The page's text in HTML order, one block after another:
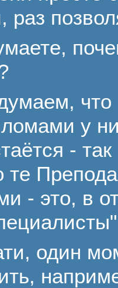
раз
что
у
-
те
- это, в
один